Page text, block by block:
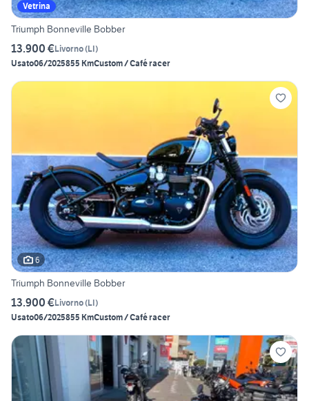
Vetrina
Triumph Bonneville Bobber
13.900 €Livorno(LI)
Usato06/2025855 KmCustom / Café racer
6
Triumph Bonneville Bobber
13.900 €Livorno(LI)
Usato06/2025855 KmCustom / Café racer